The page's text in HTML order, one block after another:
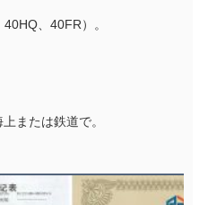
、40FR）。
または鉄道で。